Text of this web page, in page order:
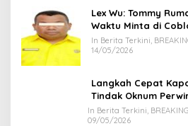
Lex Wu: Tommy
Waktu Minta di
Kuning, Waktu
Kuning.
In Berita Terkini,
14/05/2026
Langkah Cepat
Tindak Oknum
Kekerasan Brutal
In Berita Terkini,
09/05/2026